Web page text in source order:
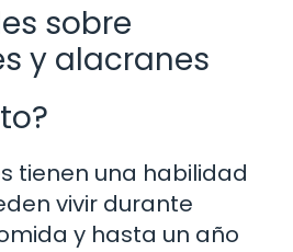
sobre
y alacranes
tienen una habilidad
vivir durante
y hasta un año